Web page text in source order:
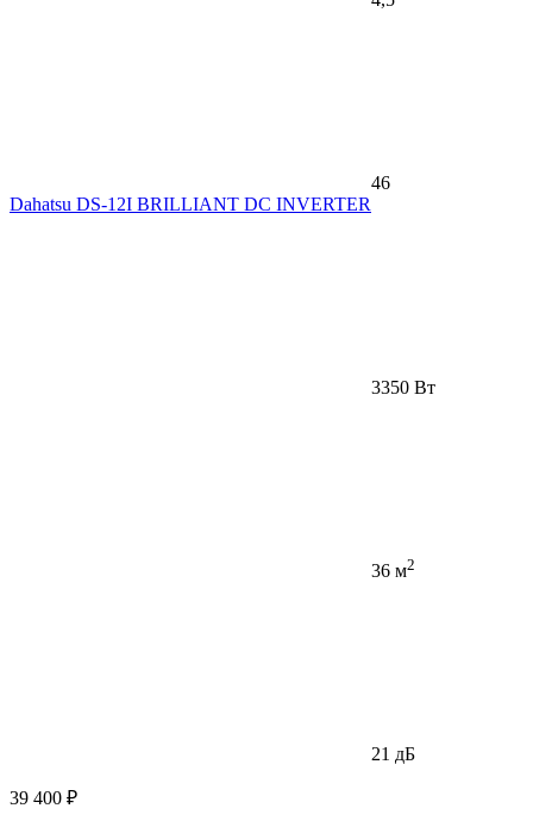
46
Dahatsu DS-12I BRILLIANT DC INVERTER
3350 Вт
36 м2
21 дБ
39 400 ₽